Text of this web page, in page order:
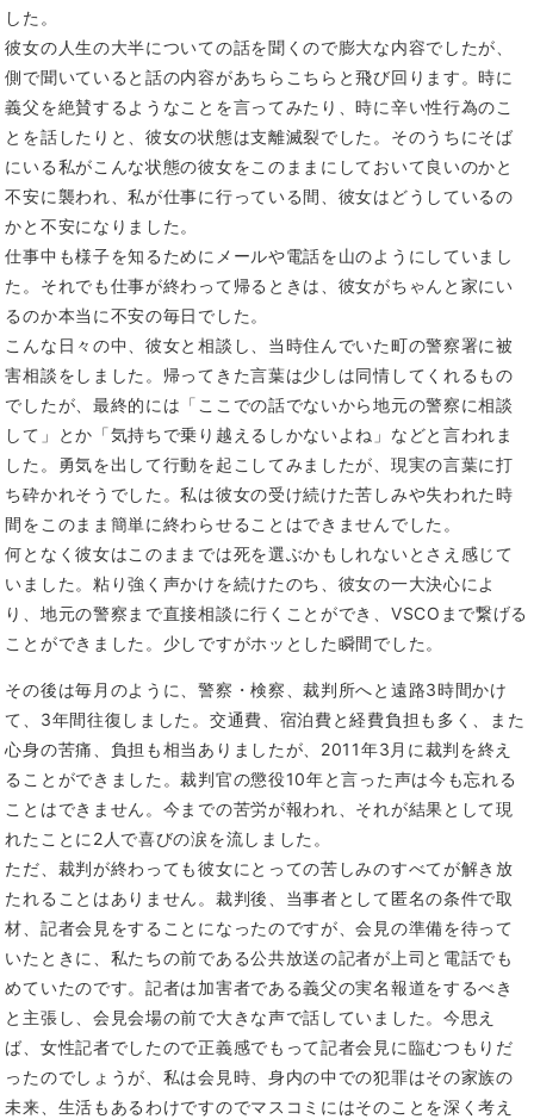
した。
彼女の人生の大半についての話を聞くので膨大な内容でしたが、
側で聞いていると話の内容があちらこちらと飛び回ります。時に
義父を絶賛するようなことを言ってみたり、時に辛い性行為のこ
とを話したりと、彼女の状態は支離滅裂でした。そのうちにそば
にいる私がこんな状態の彼女をこのままにしておいて良いのかと
不安に襲われ、私が仕事に行っている間、彼女はどうしているの
かと不安になりました。
仕事中も様子を知るためにメールや電話を山のようにしていまし
た。それでも仕事が終わって帰るときは、彼女がちゃんと家にい
るのか本当に不安の毎日でした。
こんな日々の中、彼女と相談し、当時住んでいた町の警察署に被
害相談をしました。帰ってきた言葉は少しは同情してくれるもの
でしたが、最終的には「ここでの話でないから地元の警察に相談
して」とか「気持ちで乗り越えるしかないよね」などと言われま
した。勇気を出して行動を起こしてみましたが、現実の言葉に打
ち砕かれそうでした。私は彼女の受け続けた苦しみや失われた時
間をこのまま簡単に終わらせることはできませんでした。
何となく彼女はこのままでは死を選ぶかもしれないとさえ感じて
いました。粘り強く声かけを続けたのち、彼女の一大決心によ
り、地元の警察まで直接相談に行くことができ、VSCOまで繋げる
ことができました。少しですがホッとした瞬間でした。
その後は毎月のように、警察・検察、裁判所へと遠路3時間かけ
て、3年間往復しました。交通費、宿泊費と経費負担も多く、また
心身の苦痛、負担も相当ありましたが、2011年3月に裁判を終え
ることができました。裁判官の懲役10年と言った声は今も忘れる
ことはできません。今までの苦労が報われ、それが結果として現
れたことに2人で喜びの涙を流しました。
ただ、裁判が終わっても彼女にとっての苦しみのすべてが解き放
たれることはありません。裁判後、当事者として匿名の条件で取
材、記者会見をすることになったのですが、会見の準備を待って
いたときに、私たちの前である公共放送の記者が上司と電話でも
めていたのです。記者は加害者である義父の実名報道をするべき
と主張し、会見会場の前で大きな声で話していました。今思え
ば、女性記者でしたので正義感でもって記者会見に臨むつもりだ
ったのでしょうが、私は会見時、身内の中での犯罪はその家族の
未来、生活もあるわけですのでマスコミにはそのことを深く考え